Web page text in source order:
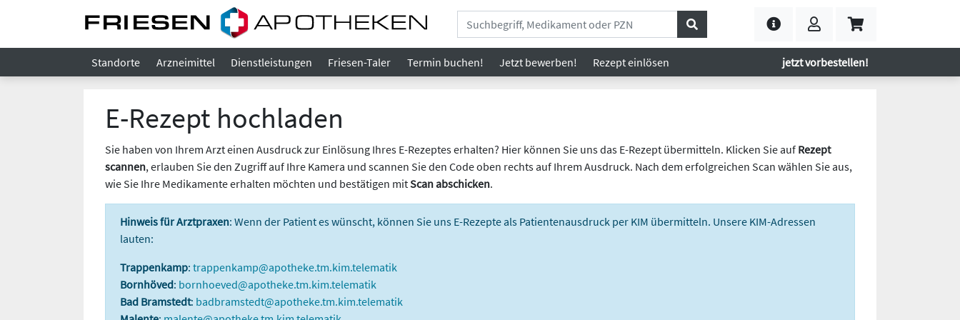
Standorte Arzneimittel Dienstleistungen Friesen-Taler Termin buchen! Jetzt bewerben! Rezepteinlösen jetzt vorbestellen!
E-Rezept hochladen
Sie haben von Ihrem Arzt einen Ausdruck zur Einlösung Ihres E-Rezeptes erhalten? Hier können Sie uns das E-Rezept übermitteln. Klicken Sie auf Rezept
scannen, erlauben Sie den Zugriff auf Ihre Kamera und scannen Sie den Code oben rechts auf Ihrem Ausdruck. Nach dem erfolgreichen Scan wählen Sie aus,
wie Sie Ihre Medikamente erhalten möchten und bestätigen mitScan abschicken.
Hinweis für Arztpraxen: Wenn der Patient es wünscht, können Sie uns E-Rezepte als Patientenausdruck per KIM übermitteln. Unsere KIM-Adressen
lauten:
Trappenkamp: trappenkamp@apotheke.tm.kim.telematik
Bornhöved: bornhoeved@apotheke.tm.kim.telematik
Bad Bramstedt: badbramstedt@apotheke.tm.kim.telematik